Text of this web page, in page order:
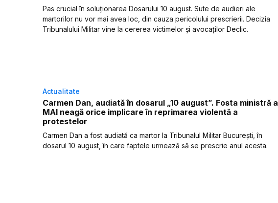
Pas crucial în soluționarea Dosarului 10 august. Sute de audieri ale
martorilor nu vor mai avea loc, din cauza pericolului prescrierii. Decizia
Tribunalului Militar vine la cererea victimelor și avocaților Declic.
Actualitate
Carmen Dan, audiată în dosarul „10 august”. Fosta ministră a
MAI neagă orice implicare în reprimarea violentă a
protestelor
Carmen Dan a fost audiată ca martor la Tribunalul Militar București, în
dosarul 10 august, în care faptele urmează să se prescrie anul acesta.